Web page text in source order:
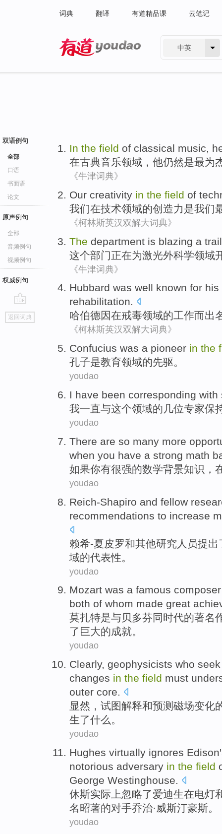
词典 翻译 有道精品课 云笔记
中英
双语例句
全部
口语
书面语
论文
原声例句
全部
音频例句
视频例句
权威例句
go
top
返回词典
In the field of classical music,
在古典音乐领域 ， 他仍然是最为
《牛津词典》
Our creativity in the field of
我们在技术领域的创造力是我们
《柯林斯英汉双解大词典》
The department is blazing a trail
这个部门正在为激光外科学领域
《牛津词典》
Hubbard was well known for his
rehabilitation.
哈伯德因在戒毒领域的工作而出
《柯林斯英汉双解大词典》
Confucius was a pioneer in the
孔子是教育领域的先驱。
youdao
I have been corresponding with
我一直与这个领域的 几位专家保
youdao
There are so many more
when you have a strong math
如果你有很强的数学背景知识 ，
youdao
Reich-Shapiro and fellow
recommendations to increase
赖希-夏皮罗和其他研究人员提出
域的代表性 。
youdao
Mozart was a famous composer
both of whom made great
莫扎特是与贝多芬同时代的著名
了 巨大的成就。
youdao
Clearly, geophysicists who seek
changes in the field must
outer core.
显然 ， 试图解释和预测 磁场变化
生了什么。
youdao
Hughes virtually ignores
notorious adversary in the field
George Westinghouse.
休斯实际上忽略了爱迪生在电灯
名昭著的对手乔治·威斯汀豪斯。
youdao